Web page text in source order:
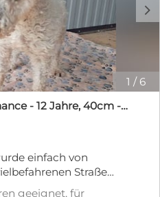
1 / 6
d
(R) ❤️❤️❤️ RAFFYS letzte Chance - 12 Jahre, 40cm - Puli-Mischling
einfach von
Straße
Glück, daß er
geeignet, für